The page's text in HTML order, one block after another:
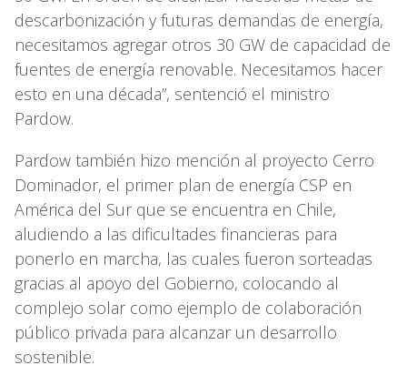
descarbonización y futuras demandas de energía,
necesitamos agregar otros 30 GW de capacidad de
fuentes de energía renovable. Necesitamos hacer
esto en una década”, sentenció el ministro
Pardow.
Pardow también hizo mención al proyecto Cerro
Dominador, el primer plan de energía CSP en
América del Sur que se encuentra en Chile,
aludiendo a las dificultades financieras para
ponerlo en marcha, las cuales fueron sorteadas
gracias al apoyo del Gobierno, colocando al
complejo solar como ejemplo de colaboración
público privada para alcanzar un desarrollo
sostenible.